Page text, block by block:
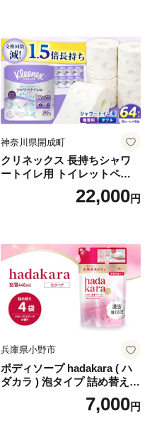
神奈川県開成町
クリネックス 長持ちシャワ
ートイレ用 トイレットペー
パー（ダブル）64ロール(8ロ
ール×8パック) 開成町 トイレ
蓄 防災 エコ 消耗品 生活雑貨
生活用品 無香料 トイレット
ペーパー ダブル といれっと
ぺーぱー トイレ クレシア ト
イレットペーパー [BDBH002
-1]
22,000円
兵庫県小野市
ボディソープ hadakara ( ハ
ダカラ ) 泡タイプ 詰め替え 4
40ml×4袋 ボディーソープ 泡
ボディソープ 泡 日用品 消耗
7,000円